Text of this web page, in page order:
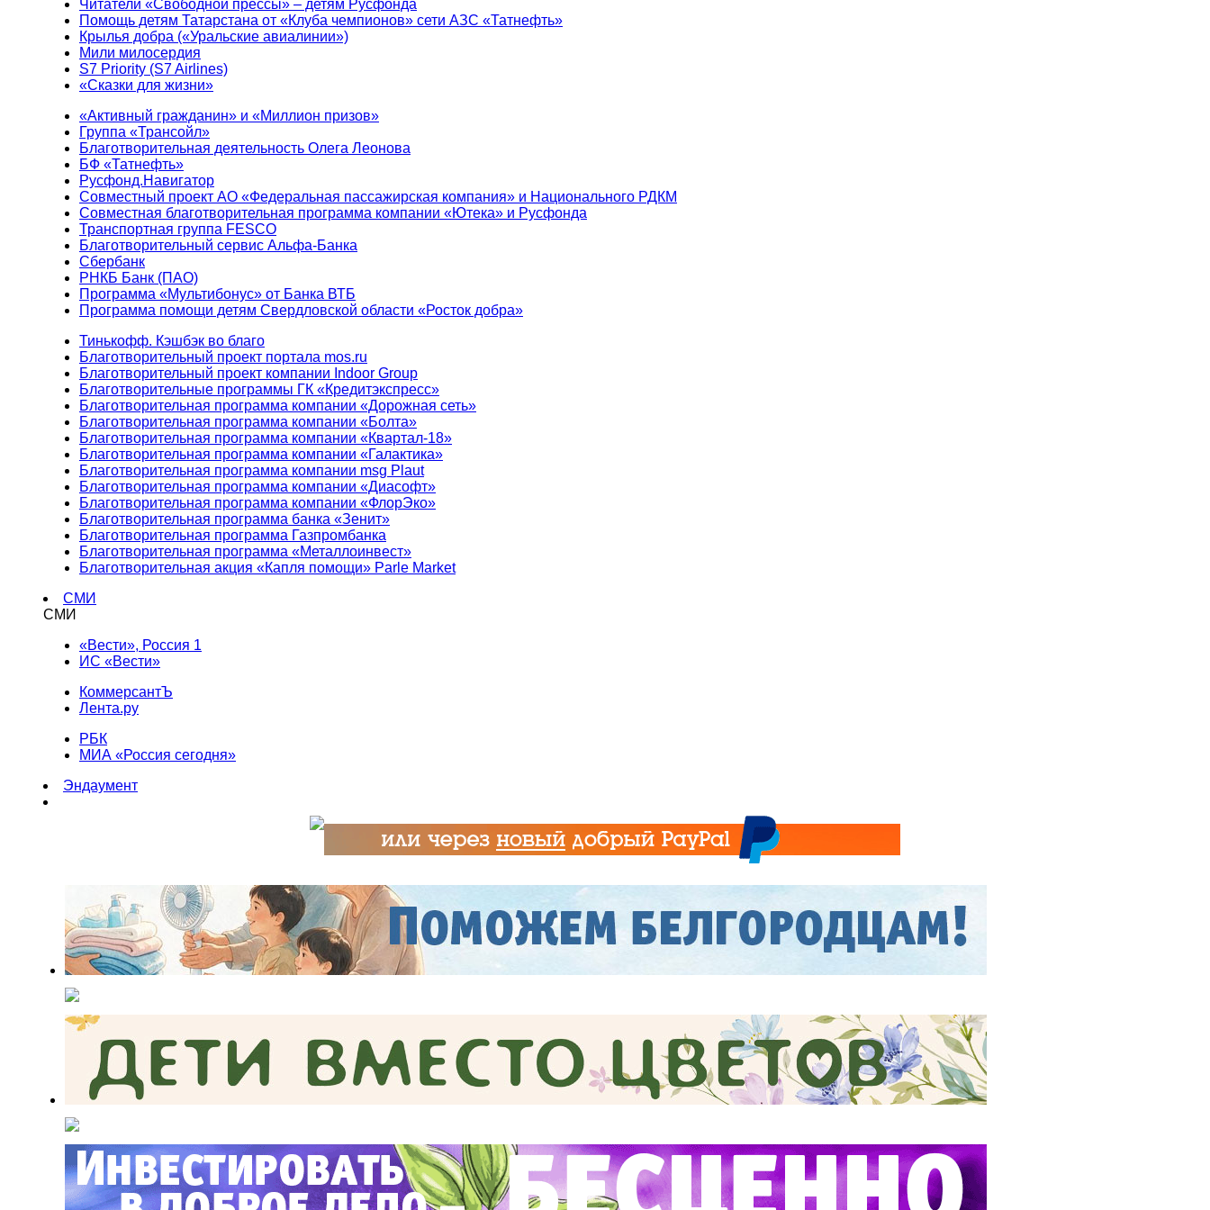
Читатели «Свободной прессы» – детям Русфонда
Помощь детям Татарстана от «Клуба чемпионов» сети АЗС «Татнефть»
Крылья добра («Уральские авиалинии»)
Мили милосердия
S7 Priority (S7 Airlines)
«Сказки для жизни»
«Активный гражданин» и «Миллион призов»
Группа «Трансойл»
Благотворительная деятельность Олега Леонова
БФ «Татнефть»
Русфонд.Навигатор
Совместный проект АО «Федеральная пассажирская компания» и Национального РДКМ
Совместная благотворительная программа компании «Ютека» и Русфонда
Транспортная группа FESCO
Благотворительный сервис Альфа-Банка
Сбербанк
РНКБ Банк (ПАО)
Программа «Мультибонус» от Банка ВТБ
Программа помощи детям Свердловской области «Росток добра»
Тинькофф. Кэшбэк во благо
Благотворительный проект портала mos.ru
Благотворительный проект компании Indoor Group
Благотворительные программы ГК «Кредитэкспресс»
Благотворительная программа компании «Дорожная сеть»
Благотворительная программа компании «Болта»
Благотворительная программа компании «Квартал-18»
Благотворительная программа компании «Галактика»
Благотворительная программа компании msg Plaut
Благотворительная программа компании «Диасофт»
Благотворительная программа компании «ФлорЭко»
Благотворительная программа банка «Зенит»
Благотворительная программа Газпромбанка
Благотворительная программа «Металлоинвест»
Благотворительная акция «Капля помощи» Parle Market
СМИ
СМИ
«Вести», Россия 1
ИС «Вести»
КоммерсантЪ
Лента.ру
РБК
МИА «Россия сегодня»
Эндаумент